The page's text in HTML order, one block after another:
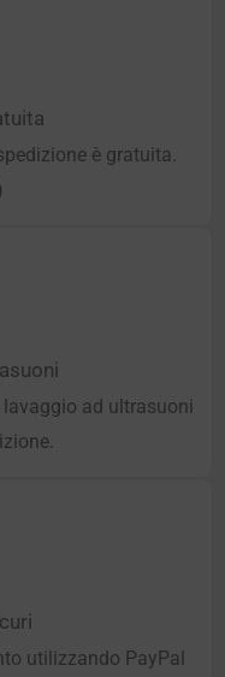
è gratuita.
ad ultrasuoni
utilizzando PayPal